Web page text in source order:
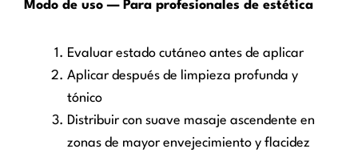
Modo de uso — Para profesionales de estética
Evaluar estado cutáneo antes de aplicar
Aplicar después de limpieza profunda y
tónico
Distribuir con suave masaje ascendente en
zonas de mayor envejecimiento y flacidez